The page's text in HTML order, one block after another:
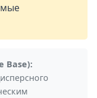
Base):